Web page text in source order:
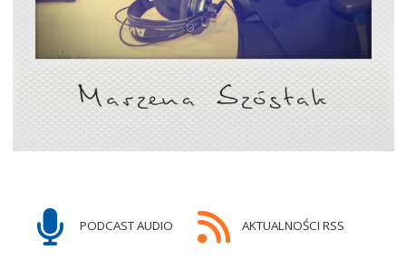
PODCAST AUDIO AKTUALNOŚCI RSS